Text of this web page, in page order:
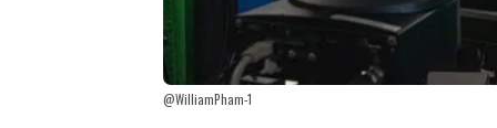
@WilliamPham-1